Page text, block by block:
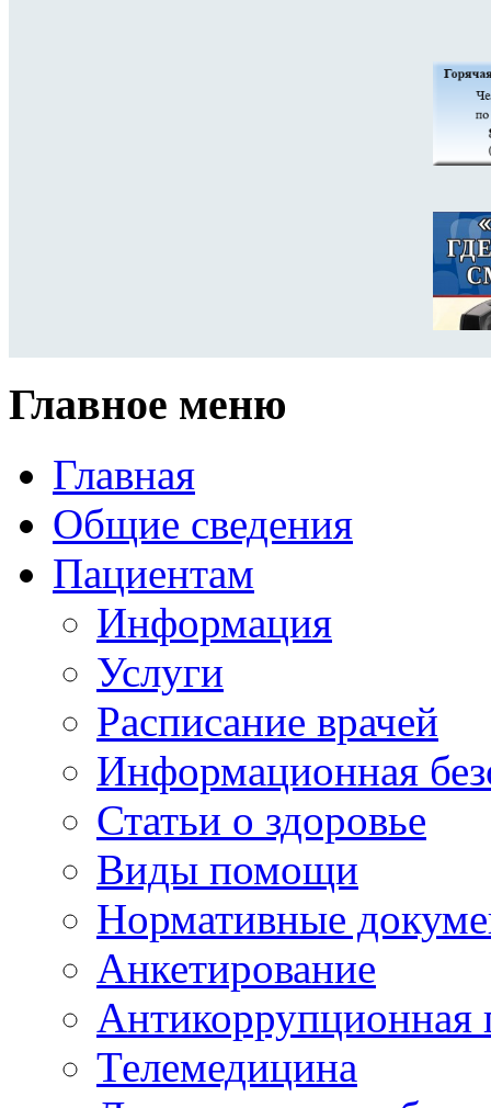
Главное меню
Главная
Общие сведения
Пациентам
Информация
Услуги
Расписание врачей
Информационная
Статьи о здоровье
Виды помощи
Нормативные
Анкетирование
Антикоррупционная
Телемедицина